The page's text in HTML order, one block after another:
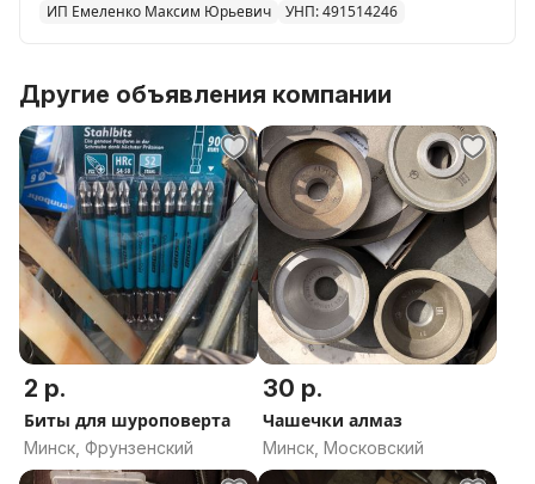
ИП Емеленко Максим Юрьевич
УНП: 491514246
Другие объявления компании
2 р.
Биты для шуроповерта
Минск, Фрунзенский
30 р.
Чашечки алмаз
Минск, Московский